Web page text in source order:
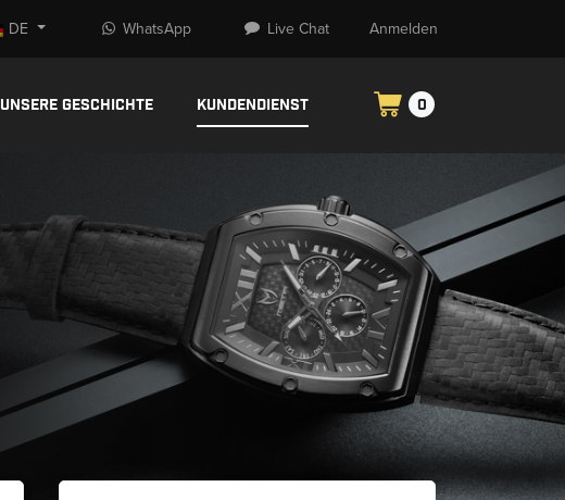
DE WhatsApp Live Chat Anmelden
Unsere Geschichte Kundendienst 0